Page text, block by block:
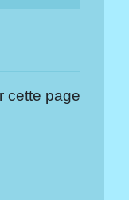
cette page